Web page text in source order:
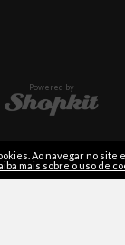
Powered by
Ao navegar no site
mais sobre o uso de